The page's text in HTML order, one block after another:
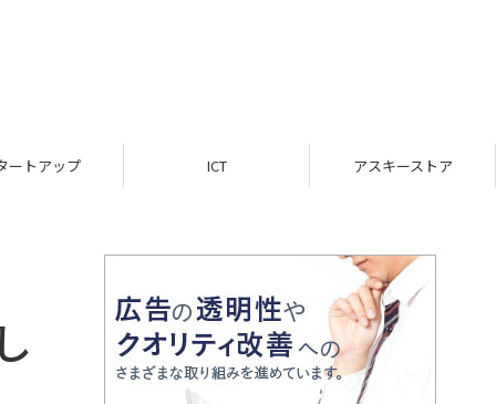
ICT アスキーストア インフォメーション